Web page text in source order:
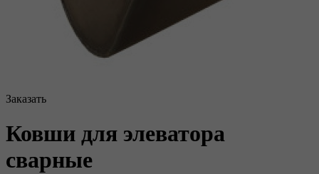
Заказать
Ковши для элеватора
сварные